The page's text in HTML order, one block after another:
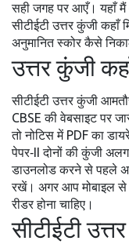
सही जगह पर आएँ। यहाँ
सीटीईटी उत्तर कुंजी
अनुमानित स्कोर कैसे
उत्तर कुंजी
सीटीईटी उत्तर कुंजी
CBSE की वेबसाइट पर
तो नोटिस में PDF का
पेपर‑II दोनों की कुंजी
डाउनलोड करने से पहले
रखें। अगर आप मोबाइल से
रीडर होना चाहिए।
सीटीईटी